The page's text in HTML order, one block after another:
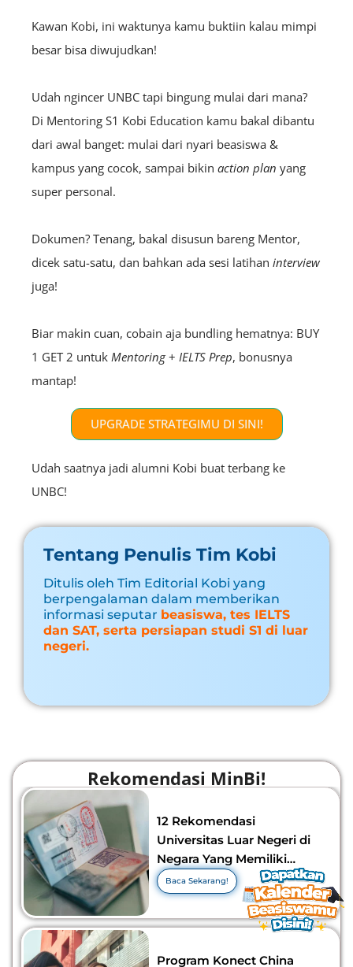
Kawan Kobi, ini waktunya kamu buktiin kalau mimpi
besar bisa diwujudkan!
Udah ngincer UNBC tapi bingung mulai dari mana?
Di Mentoring S1 Kobi Education kamu bakal dibantu
dari awal banget: mulai dari nyari beasiswa &
kampus yang cocok, sampai bikin action plan yang
super personal.
Dokumen? Tenang, bakal disusun bareng Mentor,
dicek satu-satu, dan bahkan ada sesi latihan interview
juga!
Biar makin cuan, cobain aja bundling hematnya: BUY
1 GET 2 untuk Mentoring+ IELTS Prep, bonusnya
mantap!
UPGRADE STRATEGIMU DI SINI!
Udah saatnya jadi alumni Kobi buat terbang ke
UNBC!
Tentang Penulis Tim Kobi
Ditulis oleh Tim Editorial Kobi yang
berpengalaman dalam memberikan
informasi seputar beasiswa, tes IELTS
dan SAT, serta persiapan studi S1 di luar
negeri.
Rekomendasi MinBi!
12 Rekomendasi
Universitas Luar Negeri di
Negara Yang Memiliki
Visa Murah di 2026-2027!
Baca Sekarang!
Program Konect China